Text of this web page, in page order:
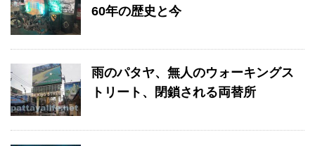
60年の歴史と今
雨のパタヤ、無人のウォーキングス
トリート、閉鎖される両替所